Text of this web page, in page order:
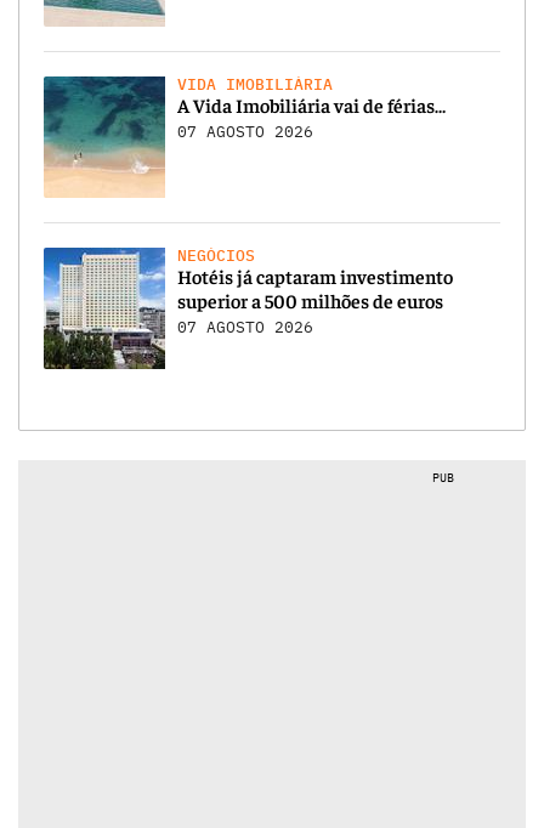
VIDA IMOBILIÁRIA
A Vida Imobiliária vai de férias…
07 AGOSTO 2026
NEGÓCIOS
Hotéis já captaram investimento
superior a 500 milhões de euros
07 AGOSTO 2026
PUB